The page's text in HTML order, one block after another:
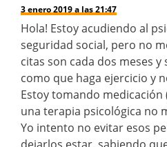
3 enero 2019 a las 21:47
Hola! Estoy acudiendo al
seguridad social, pero no
citas son cada dos meses y
como que haga ejercicio y
Estoy tomando
una terapia psicológica no
Yo intento no evitar esos